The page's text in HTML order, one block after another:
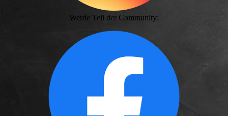
Werde Teil der Community: